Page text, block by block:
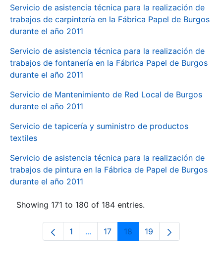
Servicio de asistencia técnica para la realización de
trabajos de carpintería en la Fábrica Papel de Burgos
durante el año 2011
Servicio de asistencia técnica para la realización de
trabajos de fontanería en la Fábrica Papel de Burgos
durante el año 2011
Servicio de Mantenimiento de Red Local de Burgos
durante el año 2011
Servicio de tapicería y suministro de productos
textiles
Servicio de asistencia técnica para la realización de
trabajos de pintura en la Fábrica de Papel de Burgos
durante el año 2011
Showing 171 to 180 of 184 entries.
Page
1 ...Intermediate Pages Use TAB to
Page
17 Page
18 Page
19